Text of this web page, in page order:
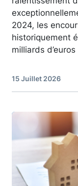
2024, les
historiquement
milliards
15 Juillet 2026